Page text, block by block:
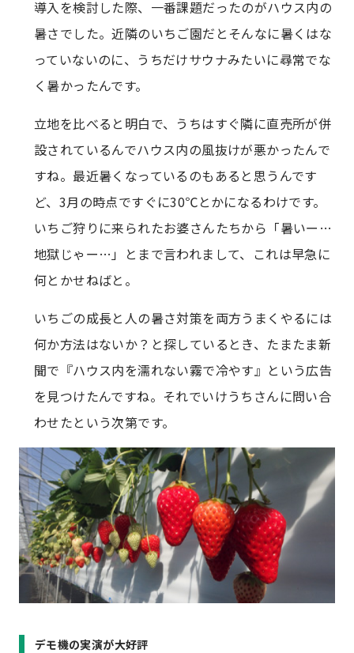
導入を検討した際、一番課題だったのがハウス内の
暑さでした。近隣のいちご園だとそんなに暑くはな
っていないのに、うちだけサウナみたいに尋常でな
く暑かったんです。
立地を比べると明白で、うちはすぐ隣に直売所が併
設されているんでハウス内の風抜けが悪かったんで
すね。最近暑くなっているのもあると思うんです
ど、3月の時点ですぐに30℃とかになるわけです。
いちご狩りに来られたお婆さんたちから「暑いー…
地獄じゃー…」とまで言われまして、これは早急に
何とかせねばと。
いちごの成長と人の暑さ対策を両方うまくやるには
何か方法はないか？と探しているとき、たまたま新
聞で『ハウス内を濡れない霧で冷やす』という広告
を見つけたんですね。それでいけうちさんに問い合
わせたという次第です。
デモ機の実演が大好評